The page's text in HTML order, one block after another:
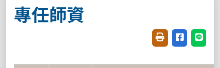
專任師資
友善列印(開新視
分享至臉書
分享